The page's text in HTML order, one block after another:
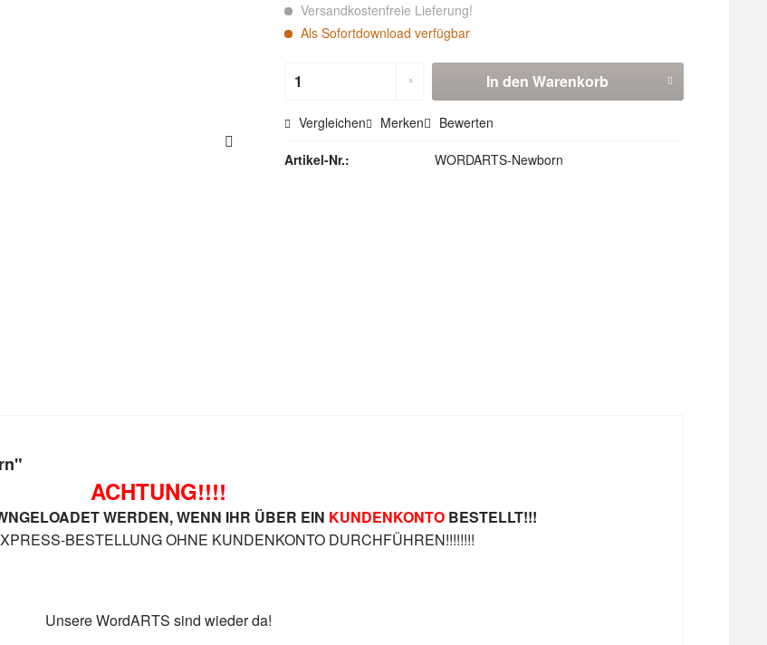
Versandkostenfreie Lieferung!
Als Sofortdownload verfügbar
In den Warenkorb
Vergleichen Merken Bewerten
Artikel-Nr.: WORDARTS-Newborn
ACHTUNG!!!!
WERDEN, WENN IHR ÜBER EIN KUNDENKONTO BESTELLT!!!
BESTELLUNG OHNE KUNDENKONTO DURCHFÜHREN!!!!!!!!
Unsere WordARTS sind wieder da!